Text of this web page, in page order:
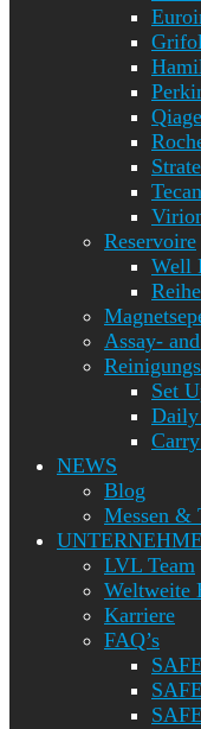
Tecan
Reservoire
Well
Assay-
Set
Daily
NEWS
Blog
Messen &
LVL Team
Weltweite
Karriere
FAQ’s